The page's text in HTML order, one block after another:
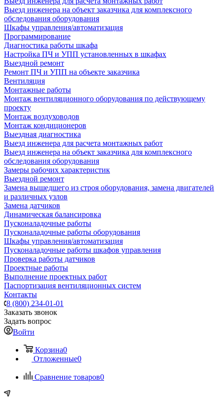
Выезд инженера на объект заказчика для комплексного
обследования оборудования
Шкафы управления/автоматизация
Программирование
Диагностика работы шкафа
Настройка ПЧ и УПП установленных в шкафах
Выездной ремонт
Ремонт ПЧ и УПП на объекте заказчика
Вентиляция
Монтажные работы
Монтаж вентиляционного оборудования по действующему
проекту
Монтаж воздуховодов
Монтаж кондиционеров
Выездная диагностика
Выезд инженера для расчета монтажных работ
Выезд инженера на объект заказчика для комплексного
обследования оборудования
Замеры рабочих характеристик
Выездной ремонт
Замена вышедшего из строя оборудования, замена двигателей
и различных узлов
Замена датчиков
Динамическая балансировка
Пусконаладочные работы
Пусконаладочные работы оборудования
Шкафы управления/автоматизация
Пусконаладочные работы шкафов управления
Проверка работы датчиков
Проектные работы
Выполнение проектных работ
Паспортизация вентиляционных систем
Контакты
8 (800) 234-01-01
Заказать звонок
Задать вопрос
Войти
Корзина0
Отложенные0
Сравнение товаров0